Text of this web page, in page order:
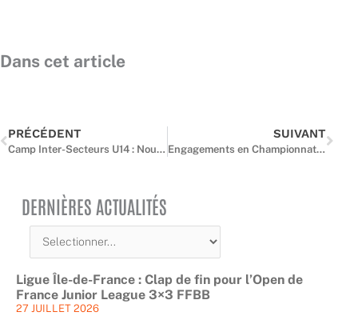
Dans cet article
PRÉCÉDENT
Camp Inter-Secteurs U14 : Nouvelle formule cette année
SUIVANT
Engagements en Championnat régional jeunes, séniors et Trophée Coupe de France
DERNIÈRES ACTUALITÉS
Ligue Île-de-France : Clap de fin pour l’Open de
France Junior League 3×3 FFBB
27 JUILLET 2026